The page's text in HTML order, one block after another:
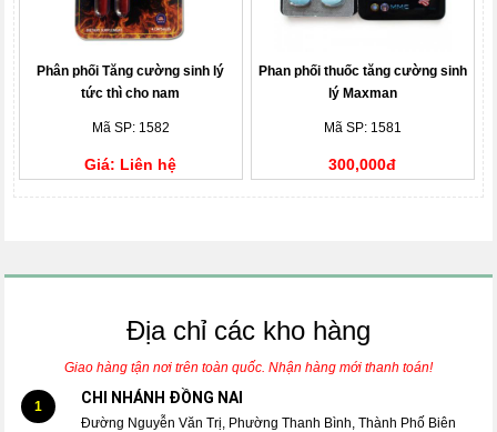
Phân phối Tăng cường sinh lý
tức thì cho nam
Mã SP: 1582
Giá: Liên hệ
Phan phối thuốc tăng cường sinh
lý Maxman
Mã SP: 1581
300,000đ
Địa chỉ các kho hàng
Giao hàng tận nơi trên toàn quốc. Nhận hàng mới thanh toán!
1 CHI NHÁNH ĐỒNG NAI
Đường Nguyễn Văn Trị, Phường Thanh Bình, Thành Phố Biên